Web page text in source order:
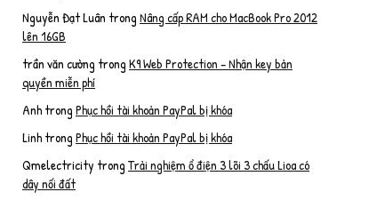
Nguyễn Đạt Luân trongNâng cấp RAM cho MacBook Pro 2012
lên 16GB
trần văn cường trongK9 Web Protection – Nhận key bản
quyền miễn phí
AnhtrongPhục hồi tài khoản PayPal bị khóa
LinhtrongPhục hồi tài khoản PayPal bị khóa
Qmelectricity trongTrải nghiệm ổ điện 3 lõi 3 chấu Lioa có
dây nối đất